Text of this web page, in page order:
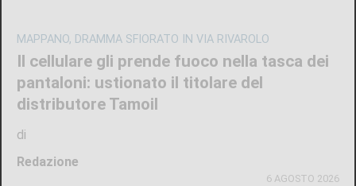
MAPPANO, DRAMMA SFIORATO IN VIA RIVAROLO
Il cellulare gli prende fuoco nella tasca dei
pantaloni: ustionato il titolare del
distributore Tamoil
di
Redazione
6 AGOSTO 2026